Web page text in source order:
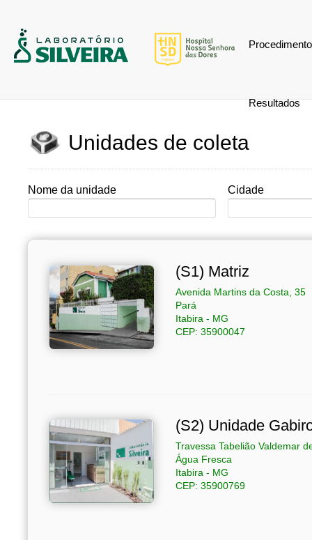
Resultados
Unidades de coleta
Nome da unidade Cidade
(S1) Matriz
Avenida Martins da Costa, 35
Pará
Itabira - MG
CEP: 35900047
(S2) Unidade
Travessa Tabelião Valdemar
Água Fresca
Itabira - MG
CEP: 35900769